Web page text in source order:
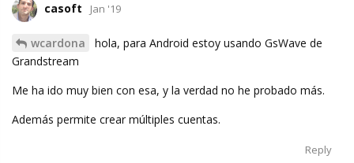
casoft Jan '19
wcardona
hola, para Android estoy usando GsWave de
Grandstream
Me ha ido muy bien con esa, y la verdad no he probado más.
Además permite crear múltiples cuentas.
Reply